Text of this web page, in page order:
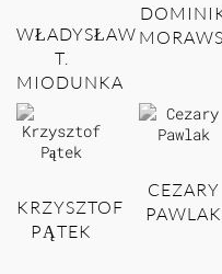
WŁADYSŁAW
T.
MIODUNKA
KRZYSZTOF
PĄTEK
CEZARY
PAWLAK